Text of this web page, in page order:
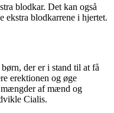
blodkar. Det kan også
ekstra blodkarrene i hjertet.
der er i stand til at få
erektionen og øge
af mænd og
Cialis.